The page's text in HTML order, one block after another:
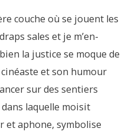
couche où se jouent les
sales et je m’en-
la justice se moque de
et son humour
sur des sentiers
laquelle moisit
et aphone, symbolise